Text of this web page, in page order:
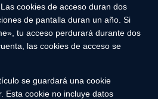
cookies de acceso duran dos
de pantalla duran un año. Si
tu acceso perdurará durante dos
las cookies de acceso se
se guardará una cookie
Esta cookie no incluye datos